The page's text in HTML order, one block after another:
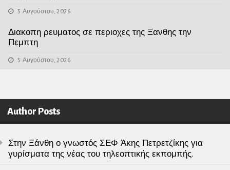
5 Αυγούστου, 2026
Διακοπη ρευματος σε περιοχες της Ξανθης την
Πεμπτη
5 Αυγούστου, 2026
Author Posts
Στην Ξάνθη ο γνωστός ΣΕΦ Άκης Πετρετζίκης για
γυρίσματα της νέας του τηλεοπτικής εκπομπής.